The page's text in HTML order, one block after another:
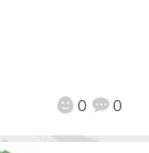
0 0